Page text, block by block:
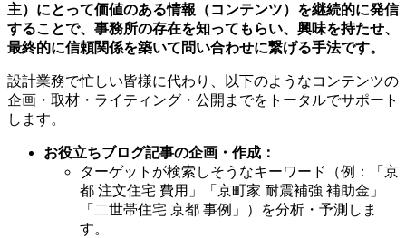
主）にとって価値のある情報（コンテンツ）を継続的に発信
することで、事務所の存在を知ってもらい、興味を持たせ、
最終的に信頼関係を築いて問い合わせに繋げる手法です。
設計業務で忙しい皆様に代わり、以下のようなコンテンツの
企画・取材・ライティング・公開までをトータルでサポート
します。
お役立ちブログ記事の企画・作成：
ターゲットが検索しそうなキーワード（例：「京
都 注文住宅 費用」「京町家 耐震補強 補助金」
「二世帯住宅 京都 事例」）を分析・予測しま
す。